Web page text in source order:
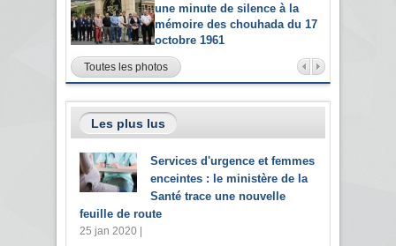
une minute de silence à la
mémoire des chouhada du 17
octobre 1961
Toutes les photos
Les plus lus
Services d'urgence et femmes
enceintes : le ministère de la
Santé trace une nouvelle
feuille de route
25 jan 2020 |